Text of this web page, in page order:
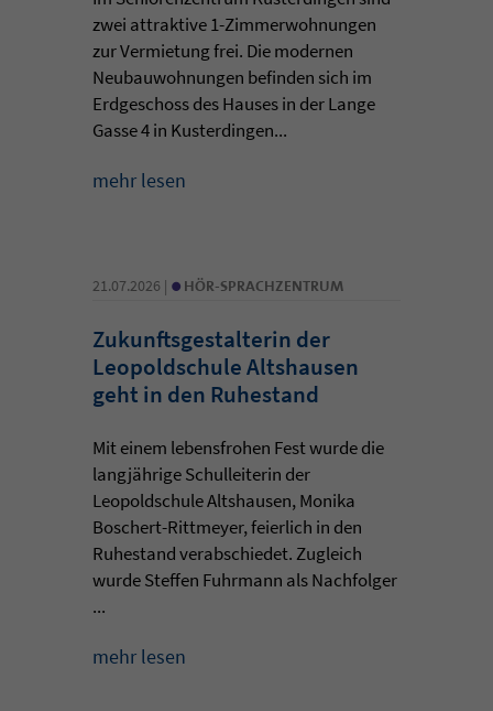
zwei attraktive 1-Zimmerwohnungen
zur Vermietung frei. Die modernen
Neubauwohnungen befinden sich im
Erdgeschoss des Hauses in der Lange
Gasse 4 in Kusterdingen...
mehr lesen
21.07.2026 | • HÖR-SPRACHZENTRUM
Zukunftsgestalterin der
Leopoldschule Altshausen
geht in den Ruhestand
Mit einem lebensfrohen Fest wurde die
langjährige Schulleiterin der
Leopoldschule Altshausen, Monika
Boschert-Rittmeyer, feierlich in den
Ruhestand verabschiedet. Zugleich
wurde Steffen Fuhrmann als Nachfolger
...
mehr lesen